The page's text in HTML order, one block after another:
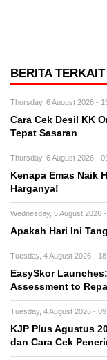
BERITA TERKAIT
Thursday, 6 August 2026 -
Cara Cek Desil KK
Tepat Sasaran
Thursday, 6 August 2026 -
Kenapa Emas Naik
Harganya!
Wednesday, 5 August 2026
Apakah Hari Ini
Tuesday, 4 August 2026 -
EasySkor
Assessment to
Tuesday, 4 August 2026 -
KJP Plus Agustus
dan Cara Cek